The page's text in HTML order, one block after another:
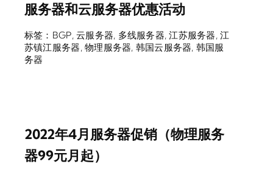
服务器和云服务器优惠活动
标签： BGP,云服务器, 多线服务器,江苏服务器,江
苏镇江服务器,物理服务器, 韩国云服务器, 韩国服
务器
2022年4月服务器促销（物理服务
器99元月起）